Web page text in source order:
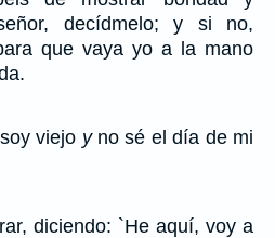
decídmelo; y si no,
que vaya yo a la mano
viejo yno sé el día de mi
diciendo: `He aquí, voy a